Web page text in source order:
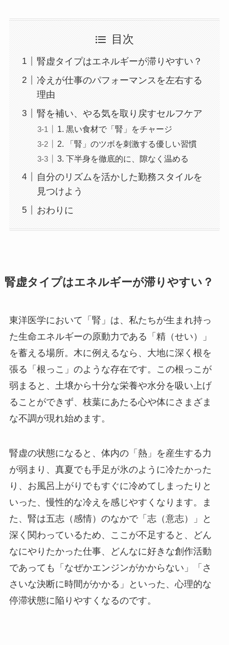
目次
腎虚タイプはエネルギーが滞りやすい？
冷えが仕事のパフォーマンスを左右する
理由
腎を補い、やる気を取り戻すセルフケア
1. 黒い食材で「腎」をチャージ
2. 「腎」のツボを刺激する優しい習慣
3. 下半身を徹底的に、隙なく温める
自分のリズムを活かした勤務スタイルを
見つけよう
おわりに
腎虚タイプはエネルギーが滞りやすい？
東洋医学において「腎」は、私たちが生まれ持っ
た生命エネルギーの原動力である「精（せい）」
を蓄える場所。木に例えるなら、大地に深く根を
張る「根っこ」のような存在です。この根っこが
弱まると、土壌から十分な栄養や水分を吸い上げ
ることができず、枝葉にあたる心や体にさまざま
な不調が現れ始めます。
腎虚の状態になると、体内の「熱」を産生する力
が弱まり、真夏でも手足が氷のように冷たかった
り、お風呂上がりでもすぐに冷めてしまったりと
いった、慢性的な冷えを感じやすくなります。ま
た、腎は五志（感情）のなかで「志（意志）」と
深く関わっているため、ここが不足すると、どん
なにやりたかった仕事、どんなに好きな創作活動
であっても「なぜかエンジンがかからない」「さ
さいな決断に時間がかかる」といった、心理的な
停滞状態に陥りやすくなるのです。